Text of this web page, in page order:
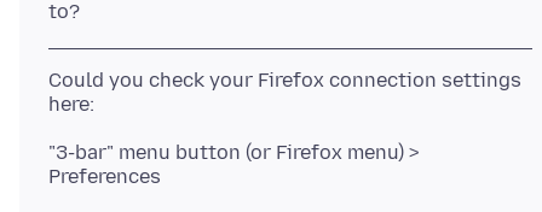
Could you check your Firefox connection settings
"3-bar" menu button (or Firefox menu) >